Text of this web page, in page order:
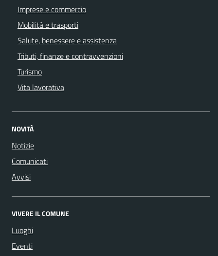
Imprese e commercio
Mobilità e trasporti
Salute, benessere e assistenza
Tributi, finanze e contravvenzioni
Turismo
Vita lavorativa
NOVITÀ
Notizie
Comunicati
Avvisi
VIVERE IL COMUNE
Luoghi
Eventi